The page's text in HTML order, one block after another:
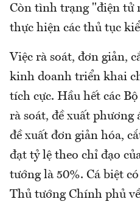
Còn tình trạng "điện tử
thực hiện các thủ tục
Việc rà soát, đơn giản,
kinh doanh triển khai
tích cực. Hầu hết các
rà soát, đề xuất phương
đề xuất đơn giản hóa,
đạt tỷ lệ theo chỉ đạo
tướng là 50%. Cá biệt
Thủ tướng Chính phủ